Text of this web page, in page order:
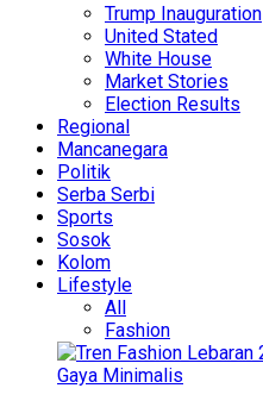
Trump Inauguration
United Stated
White House
Market Stories
Election Results
Regional
Mancanegara
Politik
Serba Serbi
Sports
Sosok
Kolom
Lifestyle
All
Fashion